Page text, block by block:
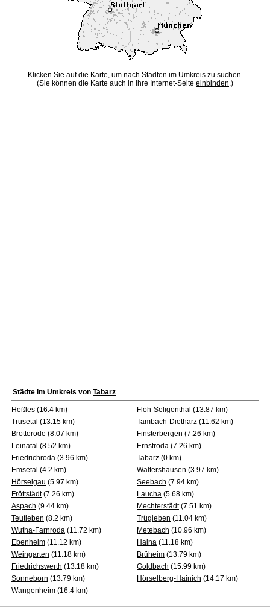
Klicken Sie auf die Karte, um nach Städten im Umkreis zu suchen.
(Sie können die Karte auch in Ihre Internet-Seite einbinden.)
Städte im Umkreis von Tabarz
Heßles (16.4 km) Floh-Seligenthal (13.87 km)
Trusetal (13.15 km) Tambach-Dietharz (11.62 km)
Brotterode (8.07 km) Finsterbergen (7.26 km)
Leinatal (8.52 km) Ernstroda (7.26 km)
Friedrichroda (3.96 km) Tabarz (0 km)
Emsetal (4.2 km) Waltershausen (3.97 km)
Hörselgau (5.97 km) Seebach (7.94 km)
Fröttstädt(7.26 km) Laucha (5.68 km)
Aspach (9.44 km) Mechterstädt(7.51 km)
Teutleben (8.2 km) Trügleben (11.04 km)
Wutha-Farnroda (11.72 km) Metebach (10.96 km)
Ebenheim (11.12 km) Haina (11.18 km)
Weingarten (11.18 km) Brüheim (13.79 km)
Friedrichswerth (13.18 km) Goldbach (15.99 km)
Sonneborn (13.79 km) Hörselberg-Hainich (14.17 km)
Wangenheim (16.4 km)